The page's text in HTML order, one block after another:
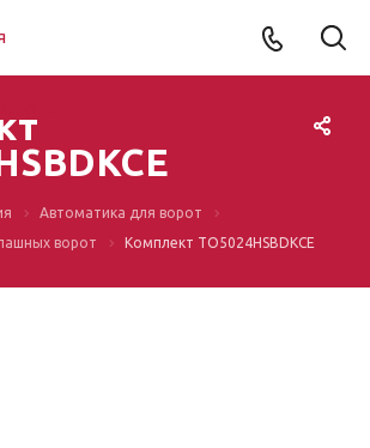
Автоматика для ворот
ворот
Комплект TO5024HSBDKCE